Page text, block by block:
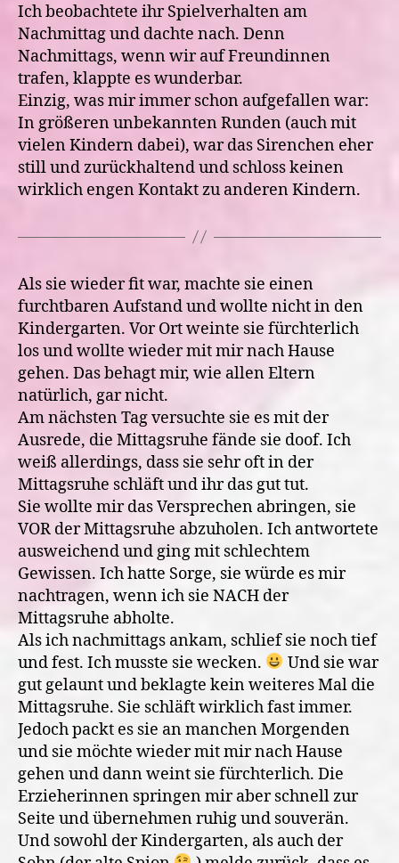
Ich beobachtete ihr Spielverhalten am
Nachmittag und dachte nach. Denn
Nachmittags, wenn wir auf Freundinnen
trafen, klappte es wunderbar.
Einzig, was mir immer schon aufgefallen war:
In größeren unbekannten Runden (auch mit
vielen Kindern dabei), war das Sirenchen eher
still und zurückhaltend und schloss keinen
wirklich engen Kontakt zu anderen Kindern.
Als sie wieder fit war, machte sie einen
furchtbaren Aufstand und wollte nicht in den
Kindergarten. Vor Ort weinte sie fürchterlich
los und wollte wieder mit mir nach Hause
gehen. Das behagt mir, wie allen Eltern
natürlich, gar nicht.
Am nächsten Tag versuchte sie es mit der
Ausrede, die Mittagsruhe fände sie doof. Ich
weiß allerdings, dass sie sehr oft in der
Mittagsruhe schläft und ihr das gut tut.
Sie wollte mir das Versprechen abringen, sie
VOR der Mittagsruhe abzuholen. Ich antwortete
ausweichend und ging mit schlechtem
Gewissen. Ich hatte Sorge, sie würde es mir
nachtragen, wenn ich sie NACH der
Mittagsruhe abholte.
Als ich nachmittags ankam, schlief sie noch tief
und fest. Ich musste sie wecken.
Und sie war
gut gelaunt und beklagte kein weiteres Mal die
Mittagsruhe. Sie schläft wirklich fast immer.
Jedoch packt es sie an manchen Morgenden
und sie möchte wieder mit mir nach Hause
gehen und dann weint sie fürchterlich. Die
Erzieherinnen springen mir aber schnell zur
Seite und übernehmen ruhig und souverän.
Und sowohl der Kindergarten, als auch der